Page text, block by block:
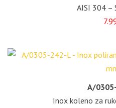
AISI 304 –
A/
Inox koleno za